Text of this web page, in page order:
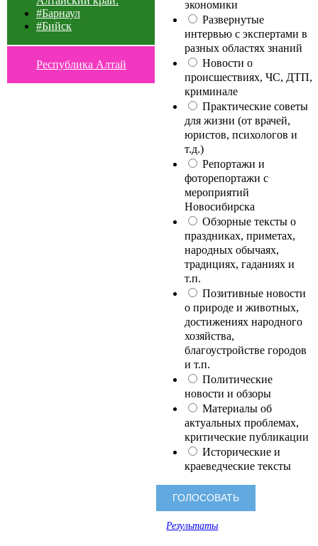
#Барнаул
#Бийск
Республика Алтай
экономики
Развернутые
интервью с экспертами в
разных областях знаний
Новости о
происшествиях, ЧС, ДТП,
криминале
Практические советы
для жизни (от врачей,
юристов, психологов и
т.д.)
Репортажи и
фоторепортажи с
мероприятий
Новосибирска
Обзорные тексты о
праздниках, приметах,
народных обычаях,
традициях, гаданиях и
т.п.
Позитивные новости
о природе и животных,
достижениях народного
хозяйства,
благоустройстве городов
и т.п.
Политические
новости и обзоры
Материалы об
актуальных проблемах,
критические публикации
Исторические и
краеведческие тексты
Результаты